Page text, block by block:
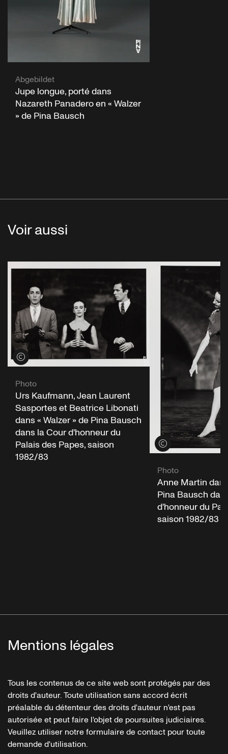
Abgebildet
Jupe longue, porté dans
Nazareth Panadero en « Walzer
» de Pina Bausch
Voir aussi
Voir les crédits
Photo
Urs Kaufmann, Jean Laurent
Sasportes et Beatrice Libonati
dans « Walzer » de Pina Bausch
dans la Cour d'honneur du
Palais des Papes, saison
1982/83
Voir les crédits
Photo
Anne Martin
Pina Bausch
d'honneur du
saison 1982/83
Mentions légales
Tous les contenus de ce site web sont protégés par des
droits d'auteur. Toute utilisation sans accord écrit
préalable du détenteur des droits d'auteur n'est pas
autorisée et peut faire l'objet de poursuites judiciaires.
Veuillez utiliser notre formulaire de contact pour toute
demande d'utilisation.